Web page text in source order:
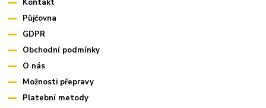
Kontakt
Půjčovna
GDPR
Obchodní podmínky
O nás
Možnosti přepravy
Platební metody